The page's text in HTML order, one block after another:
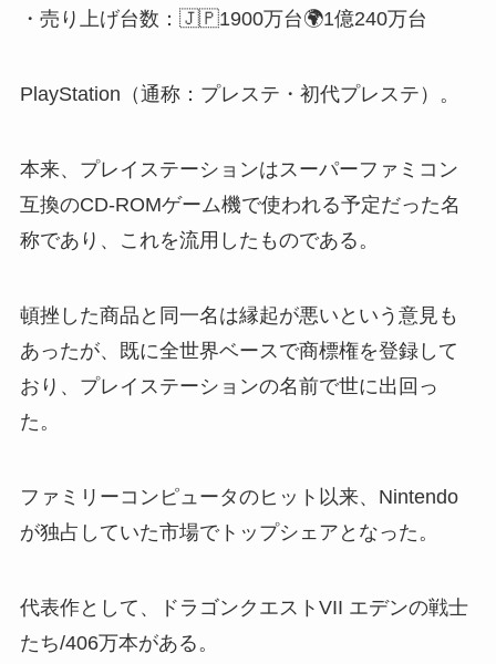
・売り上げ台数：🇯🇵1900万台🌍1億240万台
PlayStation（通称：プレステ・初代プレステ）。
本来、プレイステーションはスーパーファミコン
互換のCD-ROMゲーム機で使われる予定だった名
称であり、これを流用したものである。
頓挫した商品と同一名は縁起が悪いという意見も
あったが、既に全世界ベースで商標権を登録して
おり、プレイステーションの名前で世に出回っ
た。
ファミリーコンピュータのヒット以来、Nintendo
が独占していた市場でトップシェアとなった。
代表作として、ドラゴンクエストVII エデンの戦士
たち/406万本がある。